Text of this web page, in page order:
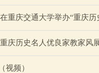
庆交通大学举办“重庆历
历史名人优良家教家风
视频）